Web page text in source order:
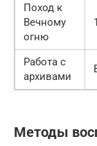
Поход к
Вечному
огню
Работа с
архивами
Методы